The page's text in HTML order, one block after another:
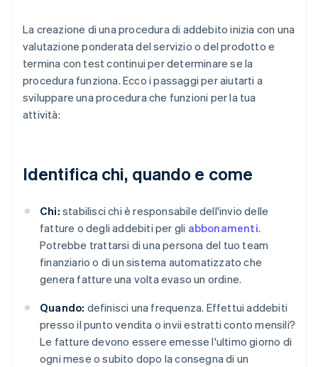
La creazione di una procedura di addebito inizia con una
valutazione ponderata del servizio o del prodotto e
termina con test continui per determinare se la
procedura funziona. Ecco i passaggi per aiutarti a
sviluppare una procedura che funzioni per la tua
attività:
Identifica chi, quando e come
Chi: stabilisci chi è responsabile dell'invio delle
fatture o degli addebiti per gli abbonamenti.
Potrebbe trattarsi di una persona del tuo team
finanziario o di un sistema automatizzato che
genera fatture una volta evaso un ordine.
Quando: definisci una frequenza. Effettui addebiti
presso il punto vendita o invii estratti conto mensili?
Le fatture devono essere emesse l'ultimo giorno di
ogni mese o subito dopo la consegna di un